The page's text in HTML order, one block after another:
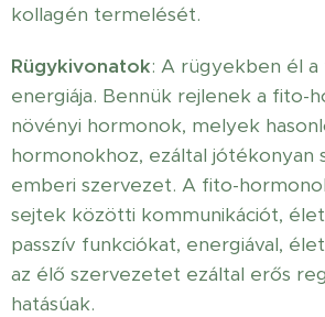
kollagén termelését.
Rügykivonatok: A rügyekben él
energiája. Bennük rejlenek a fito-
növényi hormonok, melyek
hormonokhoz, ezáltal jótékonyan
emberi szervezet. A fito-
sejtek közötti kommunikációt,
passzív funkciókat, energiával,
az élő szervezetet ezáltal erős
hatásúak.